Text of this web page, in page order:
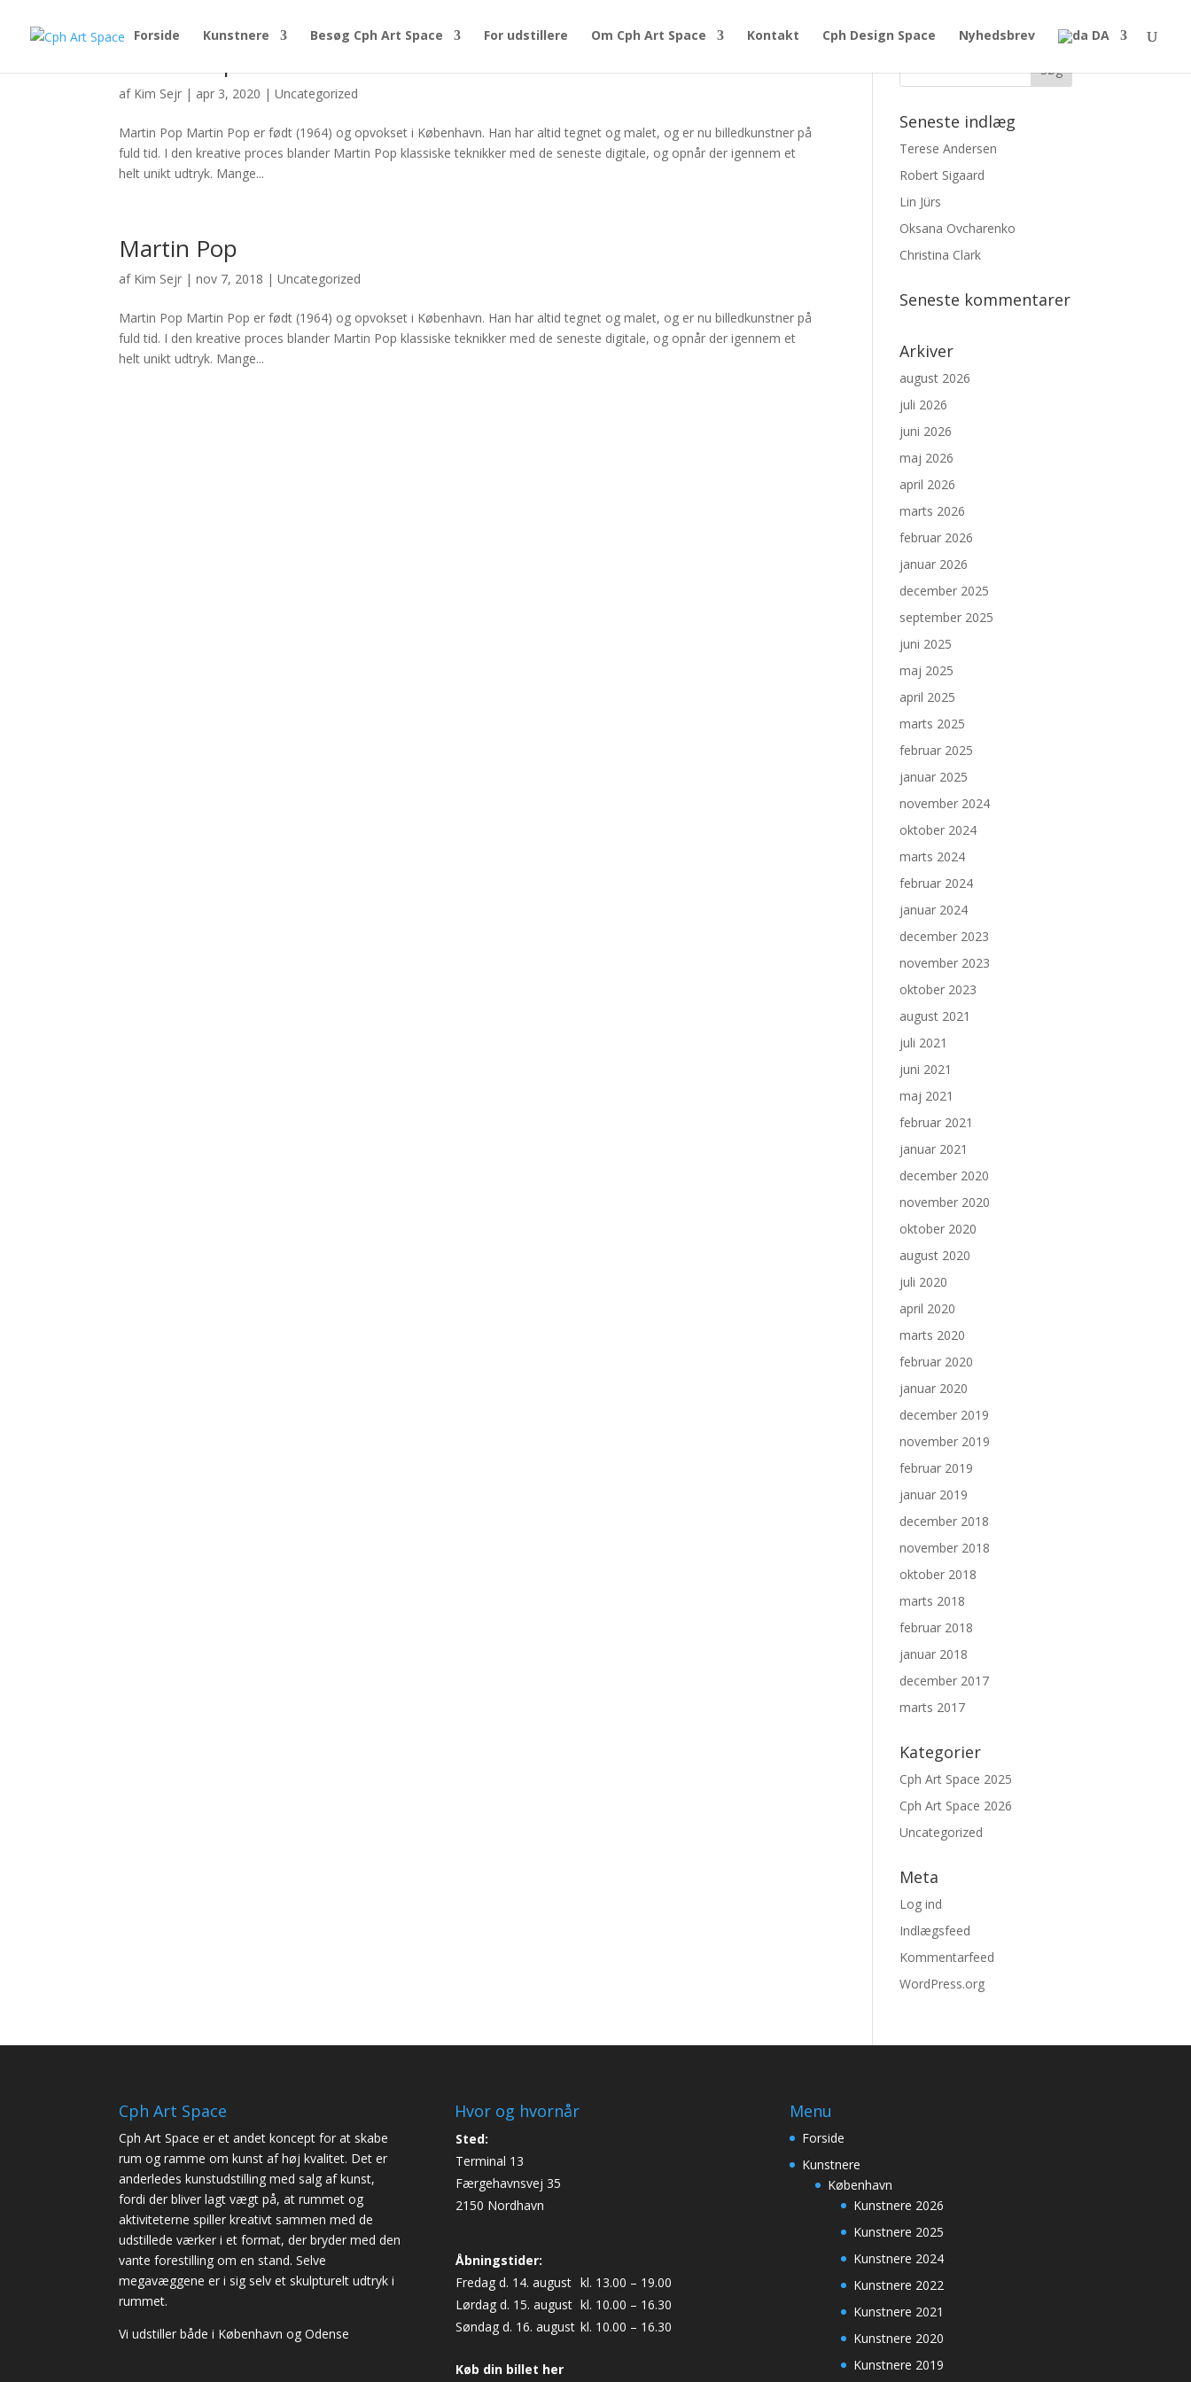
Forside Kunstnere Besøg Cph Art Space For udstillere Om Cph Art Space Kontakt Cph Design Space Nyhedsbrev DA
af Kim Sejr | apr 3, 2020 |Uncategorized
Martin Pop Martin Pop er født (1964) og opvokset i København. Han har altid tegnet og malet, og er nu billedkunstner på
fuld tid. I den kreative proces blander Martin Pop klassiske teknikker med de seneste digitale, og opnår der igennem et
helt unikt udtryk. Mange...
Martin Pop
af Kim Sejr |nov 7, 2018 |Uncategorized
Martin Pop Martin Pop er født (1964) og opvokset i København. Han har altid tegnet og malet, og er nu billedkunstner på
fuld tid. I den kreative proces blander Martin Pop klassiske teknikker med de seneste digitale, og opnår der igennem et
helt unikt udtryk. Mange...
Seneste indlæg
Terese Andersen
Robert Sigaard
Lin Jürs
Oksana Ovcharenko
Christina Clark
Seneste kommentarer
Arkiver
august 2026
juli 2026
juni 2026
maj 2026
april 2026
marts 2026
februar 2026
januar 2026
december 2025
september 2025
juni 2025
maj 2025
april 2025
marts 2025
februar 2025
januar 2025
november 2024
oktober 2024
marts 2024
februar 2024
januar 2024
december 2023
november 2023
oktober 2023
august 2021
juli 2021
juni 2021
maj 2021
februar 2021
januar 2021
december 2020
november 2020
oktober 2020
august 2020
juli 2020
april 2020
marts 2020
februar 2020
januar 2020
december 2019
november 2019
februar 2019
januar 2019
december 2018
november 2018
oktober 2018
marts 2018
februar 2018
januar 2018
december 2017
marts 2017
Kategorier
Cph Art Space 2025
Cph Art Space 2026
Uncategorized
Meta
Log ind
Indlægsfeed
Kommentarfeed
WordPress.org
Cph Art Space
Cph Art Space er et andet koncept for at skabe
rum og ramme om kunst af høj kvalitet. Det er
anderledes kunstudstilling med salg af kunst,
fordi der bliver lagt vægt på, at rummet og
aktiviteterne spiller kreativt sammen med de
udstillede værker i et format, der bryder med den
vante forestilling om en stand. Selve
megavæggene er i sig selv et skulpturelt udtryk i
rummet.
Vi udstiller både i København og Odense
Hvor og hvornår
Sted:
Terminal 13
Færgehavnsvej 35
2150 Nordhavn
Åbningstider:
Fredag d. 14. august kl. 13.00 – 19.00
Lørdag d. 15. august kl. 10.00 – 16.30
Søndag d. 16. august kl. 10.00 – 16.30
Køb din billet her
Menu
Forside
Kunstnere
København
Kunstnere 2026
Kunstnere 2025
Kunstnere 2024
Kunstnere 2022
Kunstnere 2021
Kunstnere 2020
Kunstnere 2019